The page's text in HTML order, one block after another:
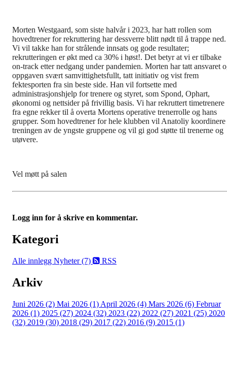
Morten Westgaard, som siste halvår i 2023, har hatt rollen som
hovedtrener for rekruttering har dessverre blitt nødt til å trappe ned.
Vi vil takke han for strålende innsats og gode resultater;
rekrutteringen er økt med ca 30% i høst!. Det betyr at vi er tilbake
on-track etter nedgang under pandemien. Morten har tatt ansvaret
oppgaven svært samvittighetsfullt, tatt initiativ og vist frem
fektesporten fra sin beste side. Han vil fortsette med
administrasjonshjelp for trenere og styret, som Spond, Ophart,
økonomi og nettsider på frivillig basis. Vi har rekruttert timetrenere
fra egne rekker til å overta Mortens operative trenerrolle og hans
grupper. Som hovedtrener for hele klubben vil Anatoliy koordinere
treningen av de yngste gruppene og vil gi god støtte til trenerne og
utøvere.
Vel møtt på salen
Logg inn for å skrive en kommentar.
Kategori
Alle innlegg Nyheter (7) RSS
Arkiv
Juni 2026 (2) Mai 2026 (1) April 2026 (4) Mars 2026 (6) Februar
2026 (1) 2025 (27) 2024 (32) 2023 (22) 2022 (27) 2021 (25) 2020
(32) 2019 (30) 2018 (29) 2017 (22) 2016 (9) 2015 (1)